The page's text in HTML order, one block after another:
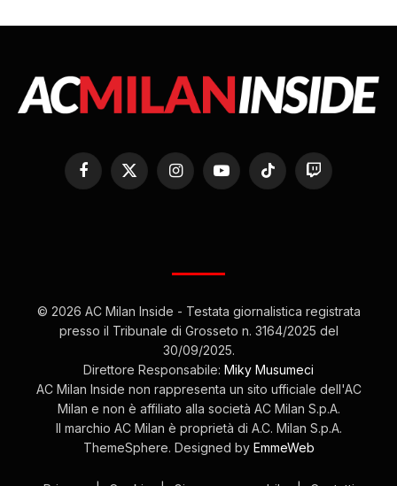
Facebook
X
(Twitter)
InstagramYouTubeTikTok Twitch
© 2026 AC Milan Inside - Testata giornalistica registrata
presso il Tribunale di Grosseto n. 3164/2025 del
30/09/2025.
Direttore Responsabile: Miky Musumeci
AC Milan Inside non rappresenta un sito ufficiale dell'AC
Milan e non è affiliato alla società AC Milan S.p.A.
Il marchio AC Milan è proprietà di A.C. Milan S.p.A.
ThemeSphere. Designed by EmmeWeb